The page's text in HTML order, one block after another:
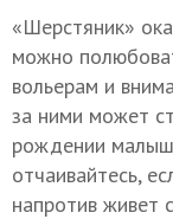
«Шерстяник»
можно
вольерам и
за ними может
рождении
отчаивайтесь,
напротив живет